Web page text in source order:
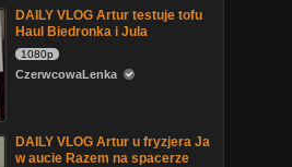
DAILY VLOG Artur testuje tofu
Haul Biedronka i Jula
1080p
CzerwcowaLenka
DAILY VLOG Artur u fryzjera Ja
w aucie Razem na spacerze